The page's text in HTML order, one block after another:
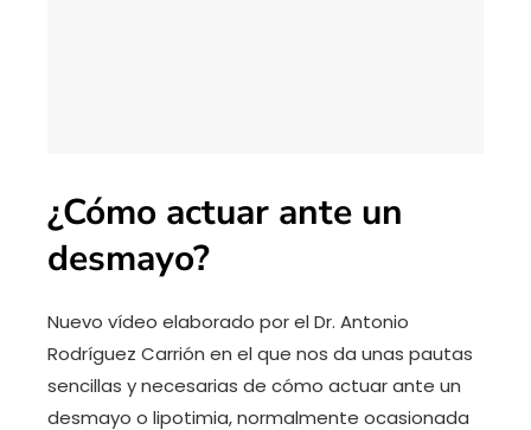
¿Cómo actuar ante un
desmayo?
Nuevo vídeo elaborado por el Dr. Antonio
Rodríguez Carrión en el que nos da unas pautas
sencillas y necesarias de cómo actuar ante un
desmayo o lipotimia, normalmente ocasionada